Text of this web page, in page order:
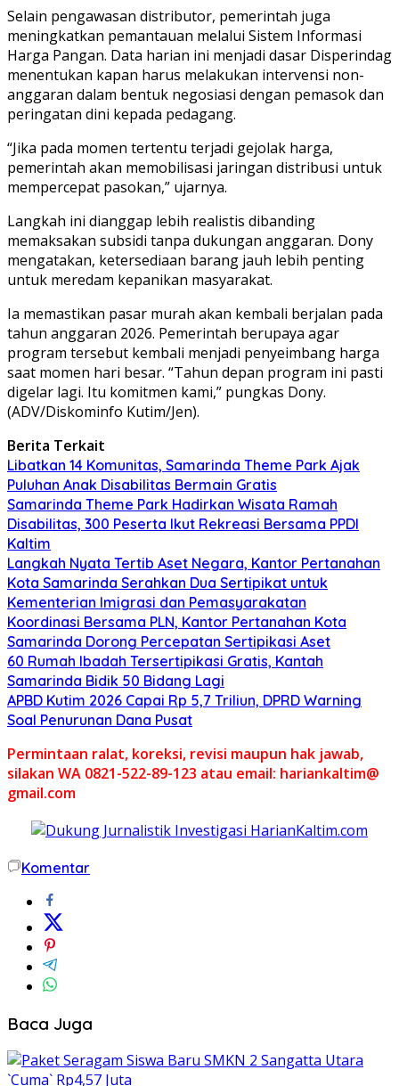
Selain pengawasan distributor, pemerintah juga
meningkatkan pemantauan melalui Sistem Informasi
Harga Pangan. Data harian ini menjadi dasar Disperindag
menentukan kapan harus melakukan intervensi non-
anggaran dalam bentuk negosiasi dengan pemasok dan
peringatan dini kepada pedagang.
“Jika pada momen tertentu terjadi gejolak harga,
pemerintah akan memobilisasi jaringan distribusi untuk
mempercepat pasokan,” ujarnya.
Langkah ini dianggap lebih realistis dibanding
memaksakan subsidi tanpa dukungan anggaran. Dony
mengatakan, ketersediaan barang jauh lebih penting
untuk meredam kepanikan masyarakat.
Ia memastikan pasar murah akan kembali berjalan pada
tahun anggaran 2026. Pemerintah berupaya agar
program tersebut kembali menjadi penyeimbang harga
saat momen hari besar. “Tahun depan program ini pasti
digelar lagi. Itu komitmen kami,” pungkas Dony.
(ADV/Diskominfo Kutim/Jen).
Berita Terkait
Libatkan 14 Komunitas, Samarinda Theme Park Ajak
Puluhan Anak Disabilitas Bermain Gratis
Samarinda Theme Park Hadirkan Wisata Ramah
Disabilitas, 300 Peserta Ikut Rekreasi Bersama PPDI
Kaltim
Langkah Nyata Tertib Aset Negara, Kantor Pertanahan
Kota Samarinda Serahkan Dua Sertipikat untuk
Kementerian Imigrasi dan Pemasyarakatan
Koordinasi Bersama PLN, Kantor Pertanahan Kota
Samarinda Dorong Percepatan Sertipikasi Aset
60 Rumah Ibadah Tersertipikasi Gratis, Kantah
Samarinda Bidik 50 Bidang Lagi
APBD Kutim 2026 Capai Rp 5,7 Triliun, DPRD Warning
Soal Penurunan Dana Pusat
Permintaan ralat, koreksi, revisi maupun hak jawab,
silakan WA 0821-522-89-123 atau email: hariankaltim@
gmail.com
Komentar
Baca Juga